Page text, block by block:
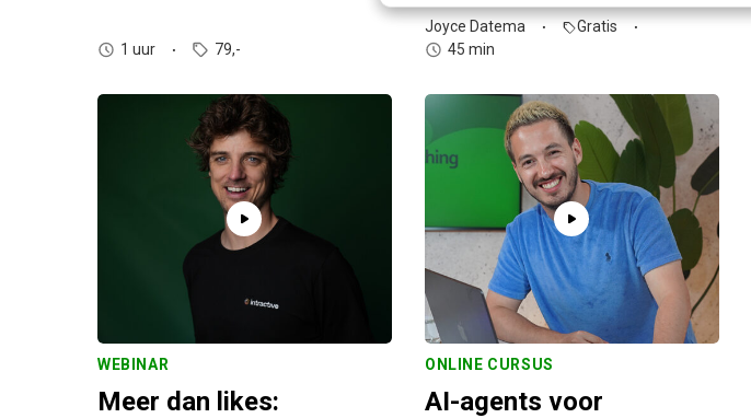
1 uur 79,-
Joyce Datema sellGratis
45 min
WEBINAR
Meer dan likes:
ONLINE CURSUS
AI-agents voor